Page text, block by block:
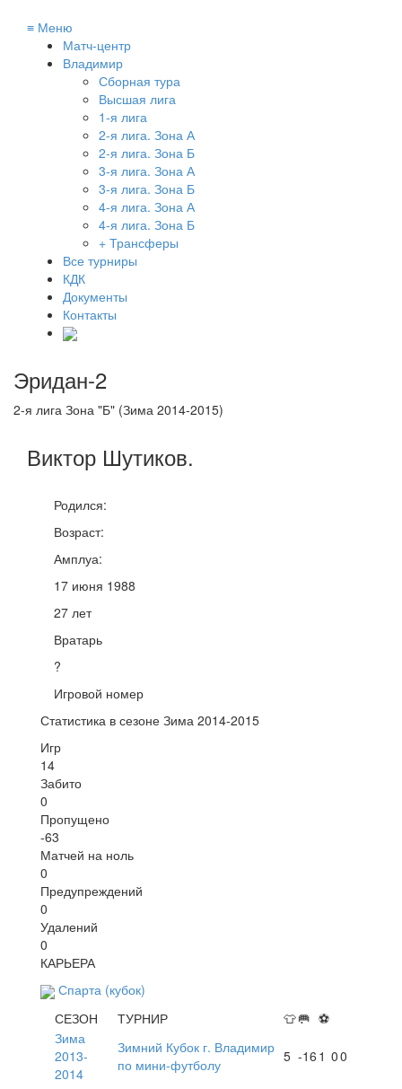
≡ Меню
Матч-центр
Владимир
Сборная тура
Высшая лига
1-я лига
2-я лига. Зона А
2-я лига. Зона Б
3-я лига. Зона А
3-я лига. Зона Б
4-я лига. Зона А
4-я лига. Зона Б
+ Трансферы
Все турниры
КДК
Документы
Контакты
Эридан-2
2-я лига Зона "Б" (Зима 2014-2015)
Виктор Шутиков.
Родился:
Возраст:
Амплуа:
17 июня 1988
27 лет
Вратарь
?
Игровой номер
Статистика в сезоне Зима 2014-2015
Игр
14
Забито
0
Пропущено
-63
Матчей на ноль
0
Предупреждений
0
Удалений
0
КАРЬЕРА
Спарта (кубок)
СЕЗОН
ТУРНИР 👕🥅 ⚽
Зима
2013-
2014
Зимний Кубок г. Владимир
по мини-футболу
5 -16 1 00